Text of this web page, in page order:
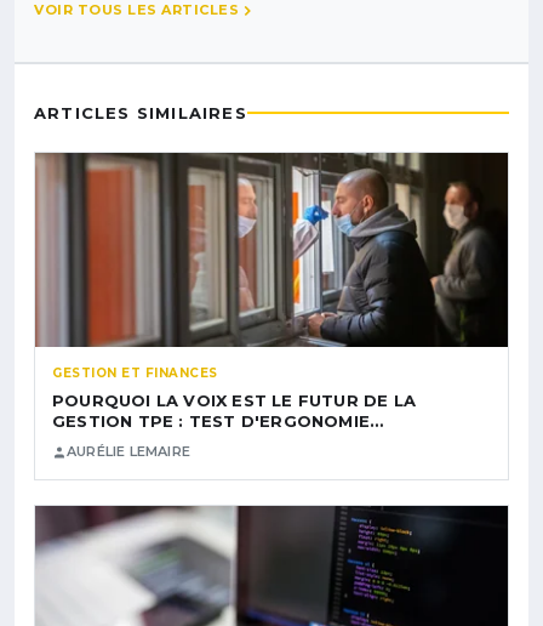
VOIR TOUS LES ARTICLES
ARTICLES SIMILAIRES
GESTION ET FINANCES
POURQUOI LA VOIX EST LE FUTUR DE LA
GESTION TPE : TEST D'ERGONOMIE…
AURÉLIE LEMAIRE